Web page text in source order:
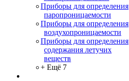
Приборы для определения
паропроницаемости
Приборы для определения
воздухопроницаемости
Приборы для определения
содержания летучих
веществ
+ Ещё 7